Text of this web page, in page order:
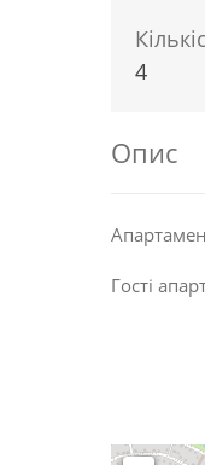
4
Опис
Гості